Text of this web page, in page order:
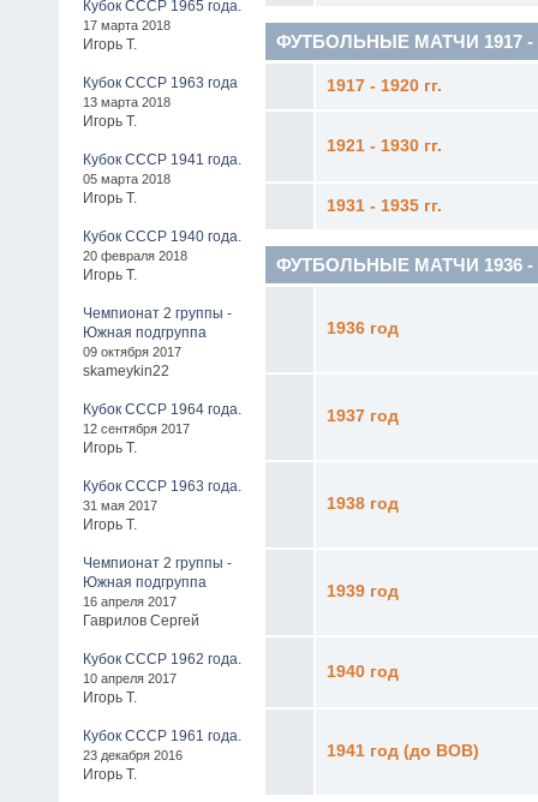
Кубок СССР 1965 года.
17 марта 2018
Игорь Т.
Кубок СССР 1963 года
13 марта 2018
Игорь Т.
Кубок СССР 1941 года.
05 марта 2018
Игорь Т.
Кубок СССР 1940 года.
20 февраля 2018
Игорь Т.
Чемпионат 2 группы -
Южная подгруппа
09 октября 2017
skameykin22
Кубок СССР 1964 года.
12 сентября 2017
Игорь Т.
Кубок СССР 1963 года.
31 мая 2017
Игорь Т.
Чемпионат 2 группы -
Южная подгруппа
16 апреля 2017
Гаврилов Сергей
Кубок СССР 1962 года.
10 апреля 2017
Игорь Т.
Кубок СССР 1961 года.
23 декабря 2016
Игорь Т.
ФУТБОЛЬНЫЕ МАТЧИ 1917 -
1917 - 1920 гг.
1921 - 1930 гг.
1931 - 1935 гг.
ФУТБОЛЬНЫЕ МАТЧИ 1936 -
1936 год
1937 год
1938 год
1939 год
1940 год
1941 год (до ВОВ)